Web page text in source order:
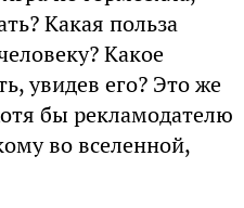
Какая польза
Какое
увидев его? Это же
бы рекламодателю
во вселенной,